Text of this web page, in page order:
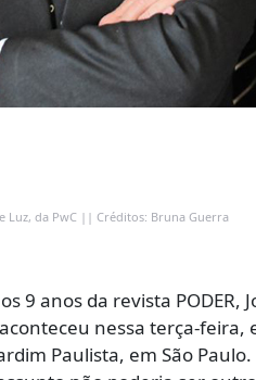
Luz, da PwC || Créditos: Bruna Guerra
9 anos da revista PODER,
nessa terça-
Paulista, em São